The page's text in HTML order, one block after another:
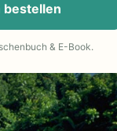
bestellen
& E-Book.